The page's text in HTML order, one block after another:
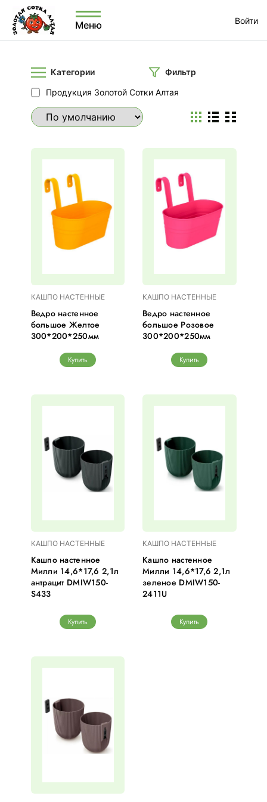
Меню Войти
Категории
Фильтр
Продукция Золотой Сотки Алтая
КАШПО НАСТЕННЫЕ
Ведро настенное
большое Желтое
300*200*250мм
Купить
КАШПО НАСТЕННЫЕ
Ведро настенное
большое Розовое
300*200*250мм
Купить
КАШПО НАСТЕННЫЕ
Кашпо настенное
Милли 14,6*17,6 2,1л
антрацит DMIW150-
S433
Купить
КАШПО НАСТЕННЫЕ
Кашпо настенное
Милли 14,6*17,6 2,1л
зеленое DMIW150-
2411U
Купить